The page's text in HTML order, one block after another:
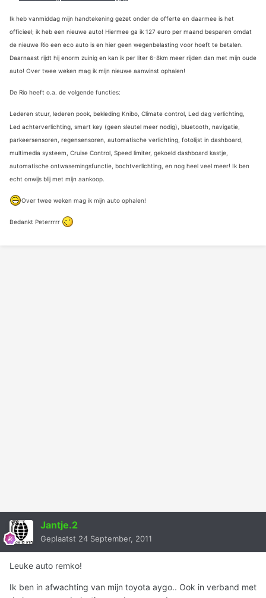
Ik heb vanmiddag mijn handtekening gezet onder de offerte en daarmee is het
officieel; ik heb een nieuwe auto! Hiermee ga ik 127 euro per maand besparen omdat
de nieuwe Rio een eco auto is en hier geen wegenbelasting voor hoeft te betalen.
Daarnaast rijdt hij enorm zuinig en kan ik per liter 6-8km meer rijden dan met mijn oude
auto! Over twee weken mag ik mijn nieuwe aanwinst ophalen!
De Rio heeft o.a. de volgende functies:
Lederen stuur, lederen pook, bekleding Knibo, Climate control, Led dag verlichting,
Led achterverlichting, smart key (geen sleutel meer nodig), bluetooth, navigatie,
parkeersensoren, regensensoren, automatische verlichting, fotolijst in dashboard,
multimedia systeem, Cruise Control, Speed limiter, gekoeld dashboard kastje,
automatische ontwasemingsfunctie, bochtverlichting, en nog heel veel meer! Ik ben
echt onwijs blij met mijn aankoop.
Over twee weken mag ik mijn auto ophalen!
Bedankt Peterrrrr
Jantje.2
Geplaatst 24 September, 2011
Leuke auto remko!
Ik ben in afwachting van mijn toyota aygo.. Ook in verband met